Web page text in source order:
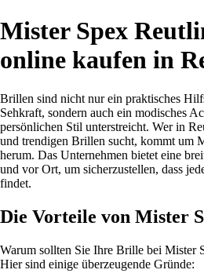
Mister Spex
online kaufen in
Brillen sind nicht nur ein praktisches
Sehkraft, sondern auch ein modisches
persönlichen Stil unterstreicht. Wer in
und trendigen Brillen sucht, kommt um
herum. Das Unternehmen bietet eine
und vor Ort, um sicherzustellen, dass
findet.
Die Vorteile von Mister
Warum sollten Sie Ihre Brille bei Mister
Hier sind einige überzeugende Gründe: